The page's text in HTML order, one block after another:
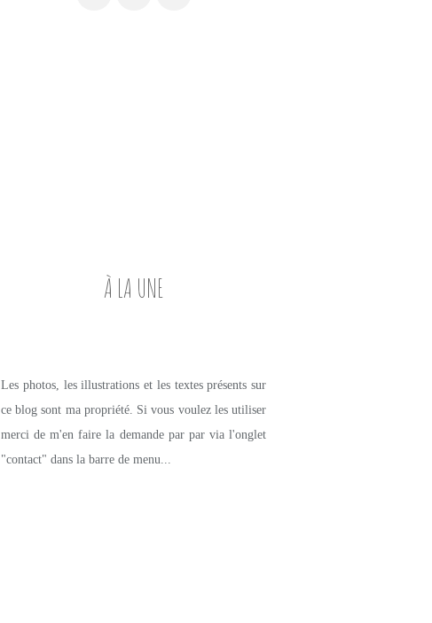
À LA UNE
Les photos, les illustrations et les textes présents sur
ce blog sont ma propriété. Si vous voulez les utiliser
merci de m'en faire la demande par par via l'onglet
"contact" dans la barre de menu...